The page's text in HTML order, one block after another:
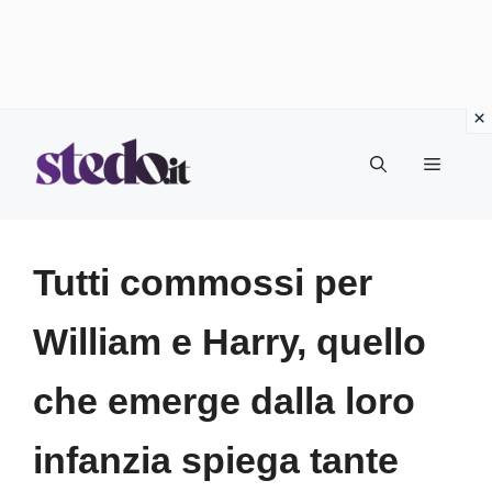
Menu
Tutti commossi per
William e Harry, quello
che emerge dalla loro
infanzia spiega tante